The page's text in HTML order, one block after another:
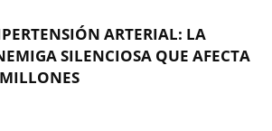
ARTERIAL: LA
SILENCIOSA QUE AFECTA